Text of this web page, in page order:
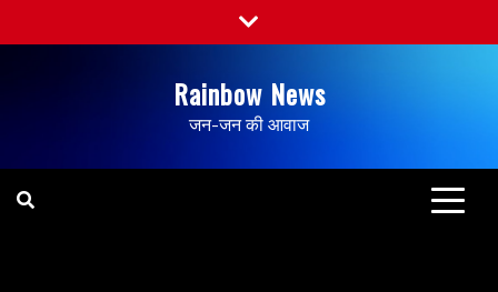
Rainbow News
जन-जन की आवाज